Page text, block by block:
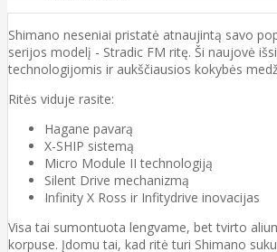
Shimano neseniai pristatė atnaujintą savo
serijos modelį - Stradic FM ritę. Ši naujovė
technologijomis ir aukščiausios kokybės
Ritės viduje rasite:
Hagane pavarą
X-SHIP sistemą
Micro Module II technologiją
Silent Drive mechanizmą
Infinity X Ross ir Infitydrive inovacijas
Visa tai sumontuota lengvame, bet tvirto
korpuse. Įdomu tai, kad ritė turi Shimano